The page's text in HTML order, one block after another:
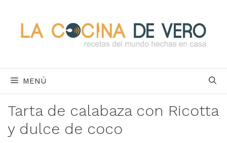
contenido
MENÚ
Tarta de calabaza con Ricotta
y dulce de coco